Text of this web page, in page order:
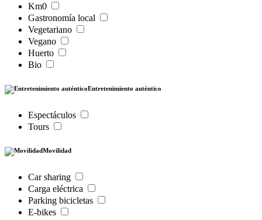
Km0
Gastronomía local
Vegetariano
Vegano
Huerto
Bio
Entretenimiento auténtico
Espectáculos
Tours
Movilidad
Car sharing
Carga eléctrica
Parking bicicletas
E-bikes